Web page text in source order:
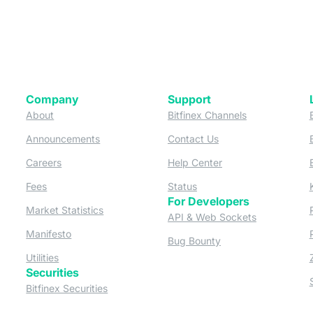
new tab)
tab)
new tab)
new tab)
new tab)
in a new tab)
Company
About
Announcements (opens in a new tab)
Careers
Fees
Market Statistics (opens in a new tab)
Manifesto(opens in a new tab)
Utilities
Securities
Bitfinex Securities
Support
Bitfinex Channels(opens in a
Contact Us(opens in a new tab)
Help Center(opens in a new
Status(opens in a new tab)
For Developers
API & Web Sockets(opens in a
Bug Bounty(opens in a new tab)